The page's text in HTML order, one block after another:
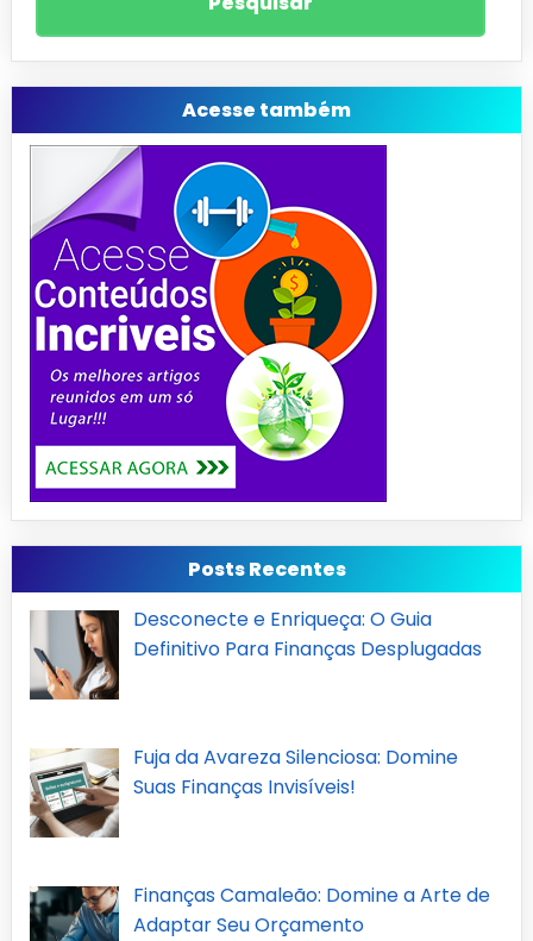
Acesse também
Posts Recentes
Desconecte e Enriqueça: O Guia
Definitivo Para Finanças Desplugadas
Fuja da Avareza Silenciosa: Domine
Suas Finanças Invisíveis!
Finanças Camaleão: Domine a Arte de
Adaptar Seu Orçamento